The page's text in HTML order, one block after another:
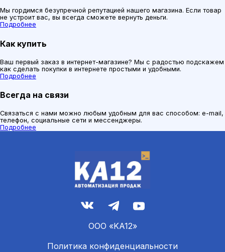
Мы гордимся безупречной репутацией нашего магазина. Если товар
не устроит вас, вы всегда сможете вернуть деньги.
Подробнее
Как купить
Ваш первый заказ в интернет-магазине? Мы с радостью подскажем
как сделать покупки в интернете простыми и удобными.
Подробнее
Всегда на связи
Связаться с нами можно любым удобным для вас способом: e-mail,
телефон, социальные сети и мессенджеры.
Подробнее
ООО «KA12»
Политика конфиденциальности